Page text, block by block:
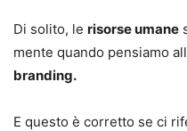
Di solito, le risorse umane
mente quando pensiamo
branding.
E questo è corretto se ci